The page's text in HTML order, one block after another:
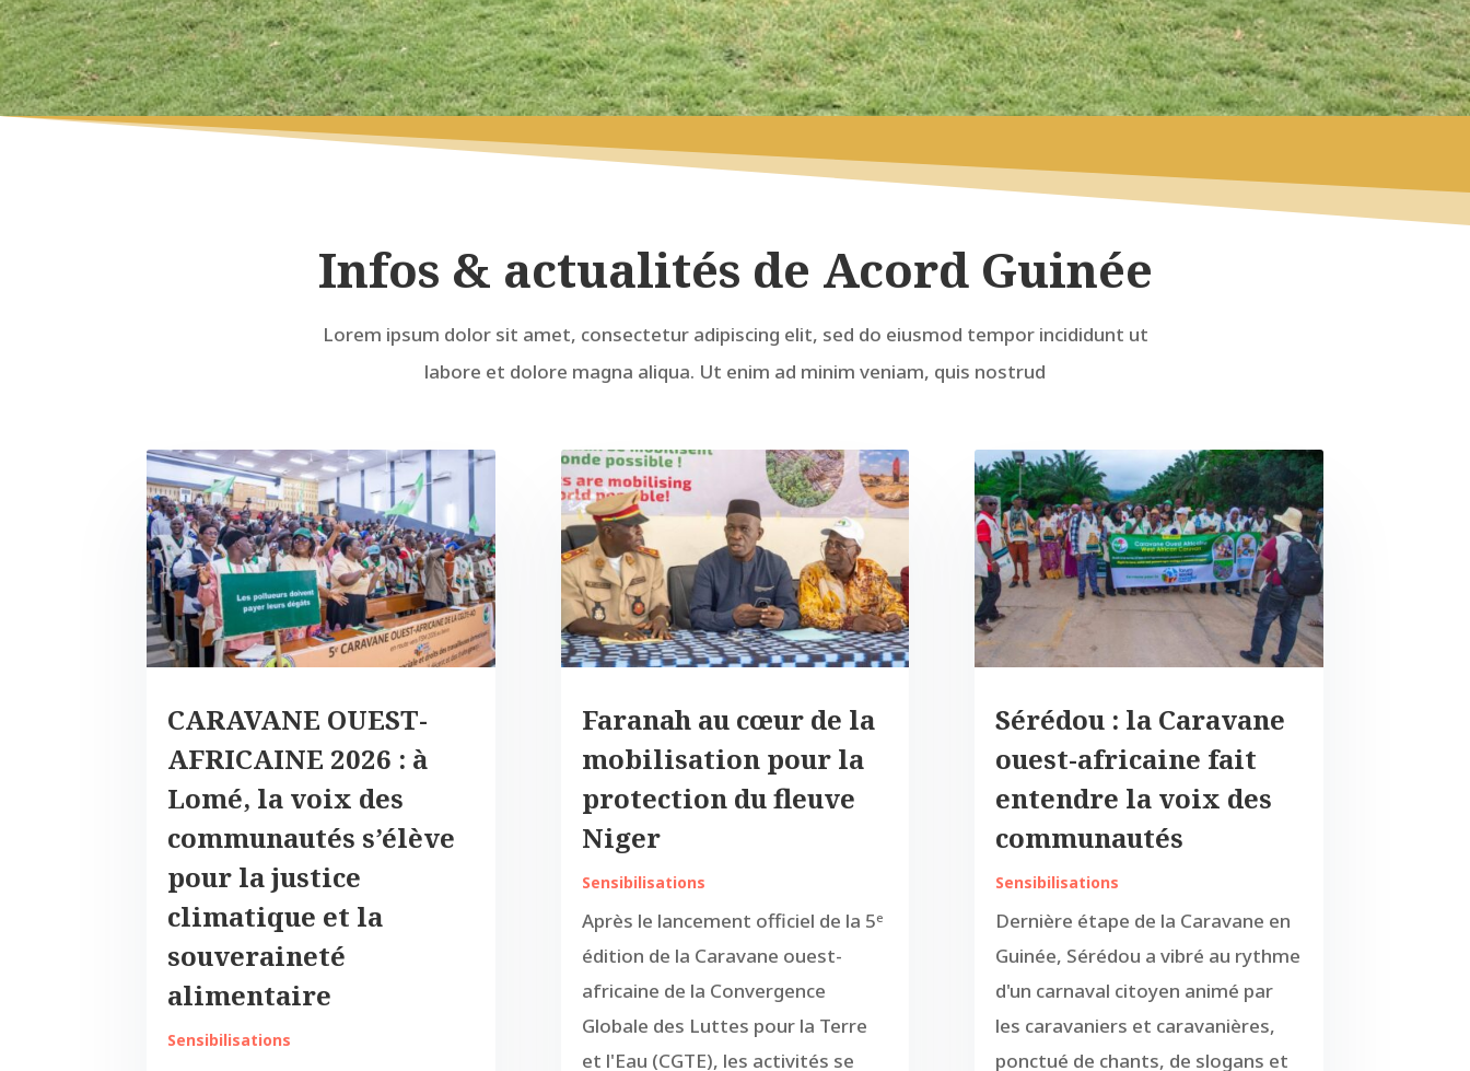
Infos & actualités de Acord Guinée
Lorem ipsum dolor sit amet, consectetur adipiscing elit, sed do eiusmod tempor incididunt ut
labore et dolore magna aliqua. Ut enim ad minim veniam, quis nostrud
CARAVANE OUEST-
AFRICAINE 2026 : à
Lomé, la voix des
communautés s’élève
pour la justice
climatique et la
souveraineté
alimentaire
Sensibilisations
Faranah au cœur de la
mobilisation pour la
protection du fleuve
Niger
Sensibilisations
Après le lancement officiel de la 5ᵉ
édition de la Caravane ouest-
africaine de la Convergence
Globale des Luttes pour la Terre
et l'Eau (CGTE), les activités se
Sérédou : la Caravane
ouest-africaine fait
entendre la voix des
communautés
Sensibilisations
Dernière étape de la Caravane en
Guinée, Sérédou a vibré au rythme
d'un carnaval citoyen animé par
les caravaniers et caravanières,
ponctué de chants, de slogans et